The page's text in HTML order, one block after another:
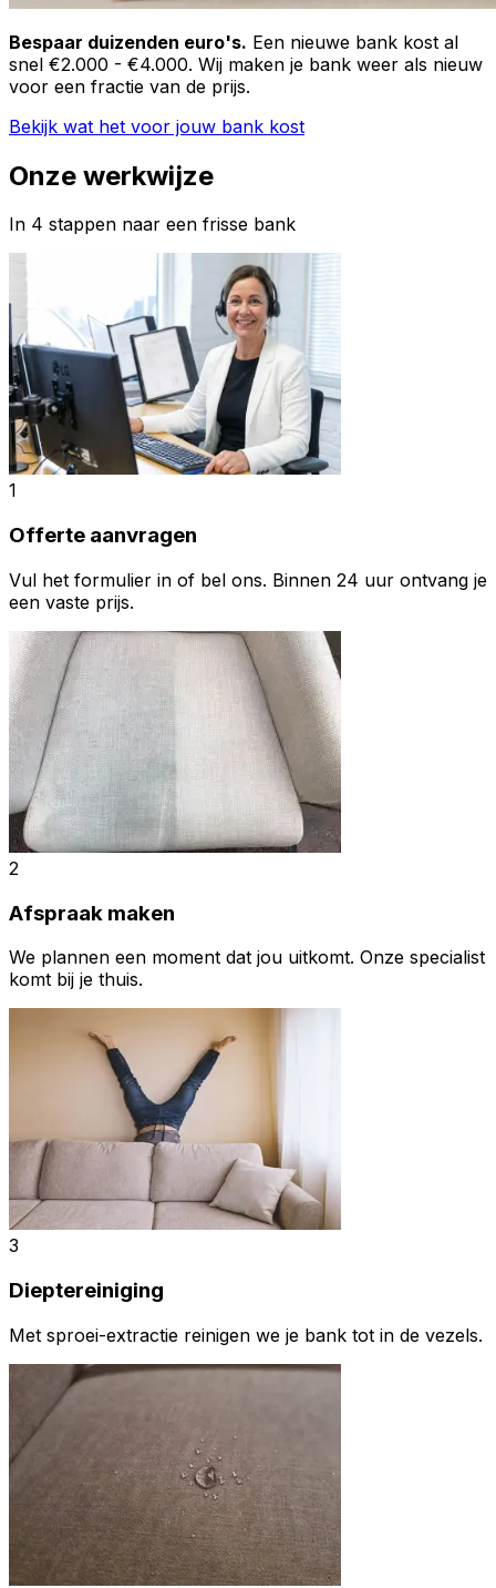
Bespaar duizenden euro's. Een nieuwe bank kost al
snel €2.000 - €4.000. Wij maken je bank weer als nieuw
voor een fractie van de prijs.
Bekijk wat het voor jouw bank kost
Onze werkwijze
In 4 stappen naar een frisse bank
1
Offerte aanvragen
Vul het formulier in of bel ons. Binnen 24 uur ontvang je
een vaste prijs.
2
Afspraak maken
We plannen een moment dat jou uitkomt. Onze specialist
komt bij je thuis.
3
Dieptereiniging
Met sproei-extractie reinigen we je bank tot in de vezels.